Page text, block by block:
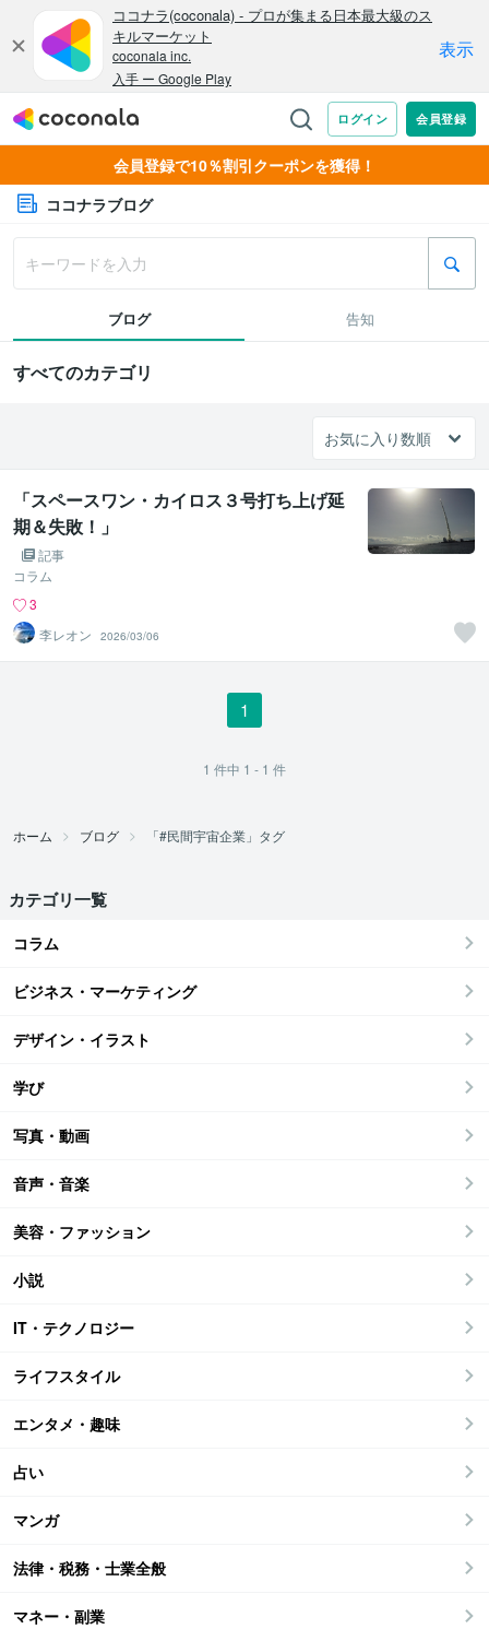
会員登録で10％割引クーポンを獲得！
ココナラブログ
ブログ 告知
すべてのカテゴリ
「スペースワン・カイロス３号打ち上げ延
期＆失敗！」
記事
コラム
3
李レオン
2026/03/06
1
1 件中 1 - 1 件
ホーム ブログ 「#民間宇宙企業」タグ
カテゴリ一覧
コラム
ビジネス・マーケティング
デザイン・イラスト
学び
写真・動画
音声・音楽
美容・ファッション
小説
IT・テクノロジー
ライフスタイル
エンタメ・趣味
占い
マンガ
法律・税務・士業全般
マネー・副業